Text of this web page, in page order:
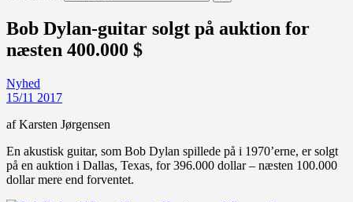
Bob Dylan-guitar solgt på auktion for
næsten 400.000 $
Nyhed
15/11 2017
af Karsten Jørgensen
En akustisk guitar, som Bob Dylan spillede på i 1970’erne, er solgt
på en auktion i Dallas, Texas, for 396.000 dollar – næsten 100.000
dollar mere end forventet.